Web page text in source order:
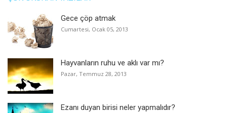
Gece çöp atmak
Cumartesi, Ocak 05, 2013
Hayvanların ruhu ve aklı var mı?
Pazar, Temmuz 28, 2013
Ezanı duyan birisi neler yapmalıdır?